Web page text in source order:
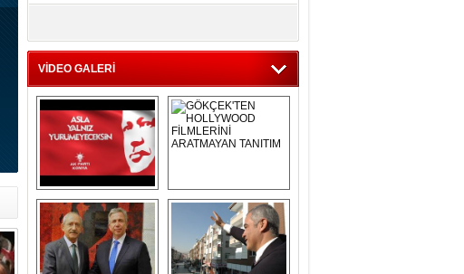
VİDEO GALERİ
Asla Yalnız
Yürümeyeceksin
Uzun Adam
GÖKÇEK'TEN
HOLLYWOOD
FİLMLERİNİ
ARATMAYAN
TANITIM